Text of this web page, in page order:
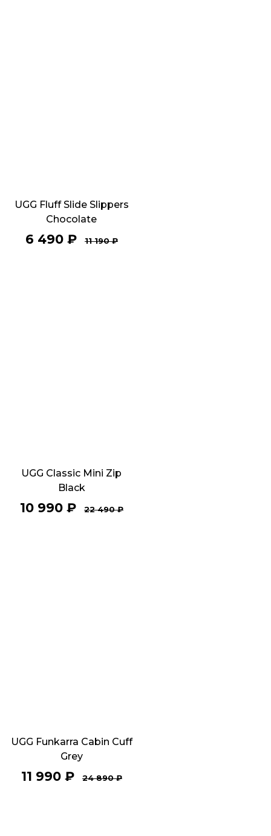
UGG Fluff Slide Slippers
Chocolate
6 490₽ 11 190₽
UGG Classic Mini Zip
Black
10 990₽ 22 490₽
UGG Funkarra Cabin Cuff
Grey
11 990₽ 24 890₽